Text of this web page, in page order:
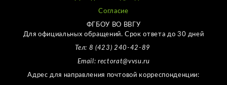
Согласие
ФГБОУ ВО ВВГУ
Для официальных обращений. Срок ответа до 30 дней
Тел: 8 (423) 240-42-89
Email: rectorat@vvsu.ru
Адрес для направления почтовой корреспонденции: